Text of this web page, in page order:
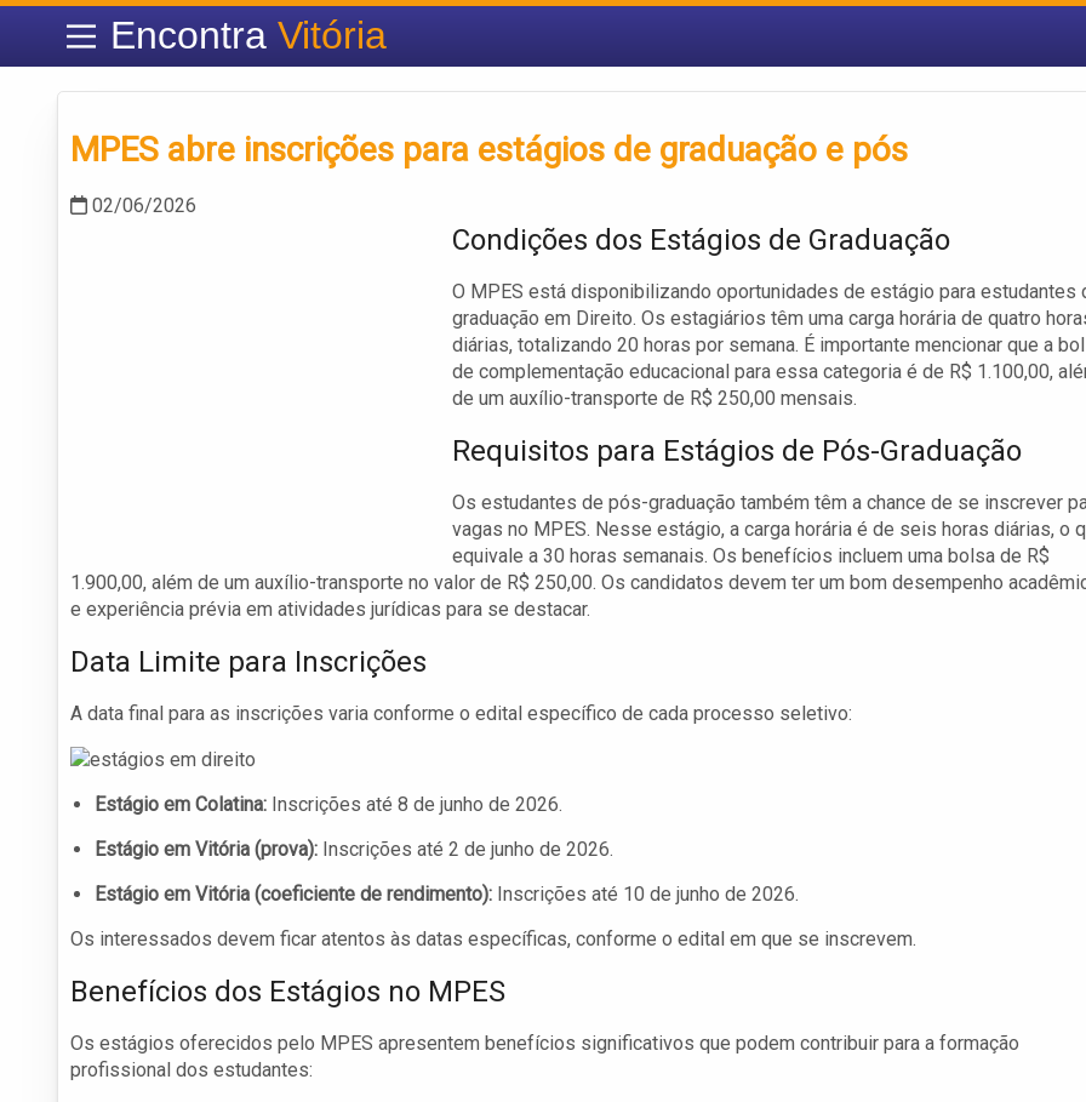
Encontra Vitória
MPES abre inscrições para estágios de graduação e pós
02/06/2026
Condições dos Estágios de Graduação
O MPES está disponibilizando oportunidades de estágio para estudantes
graduação em Direito. Os estagiários têm uma carga horária de quatro
diárias, totalizando 20 horas por semana. É importante mencionar que a
de complementação educacional para essa categoria é de R$ 1.100,00,
de um auxílio-transporte de R$ 250,00 mensais.
Requisitos para Estágios de Pós-Graduação
Os estudantes de pós-graduação também têm a chance de se inscrever
vagas no MPES. Nesse estágio, a carga horária é de seis horas diárias, o
equivale a 30 horas semanais. Os benefícios incluem uma bolsa de R$
1.900,00, além de um auxílio-transporte no valor de R$ 250,00. Os candidatos devem ter um bom desempenho
e experiência prévia em atividades jurídicas para se destacar.
Data Limite para Inscrições
A data final para as inscrições varia conforme o edital específico de cada processo seletivo:
Estágio em Colatina: Inscrições até 8 de junho de 2026.
Estágio em Vitória (prova): Inscrições até 2 de junho de 2026.
Estágio em Vitória (coeficiente de rendimento): Inscrições até 10 de junho de 2026.
Os interessados devem ficar atentos às datas específicas, conforme o edital em que se inscrevem.
Benefícios dos Estágios no MPES
Os estágios oferecidos pelo MPES apresentem benefícios significativos que podem contribuir para a formação
profissional dos estudantes: